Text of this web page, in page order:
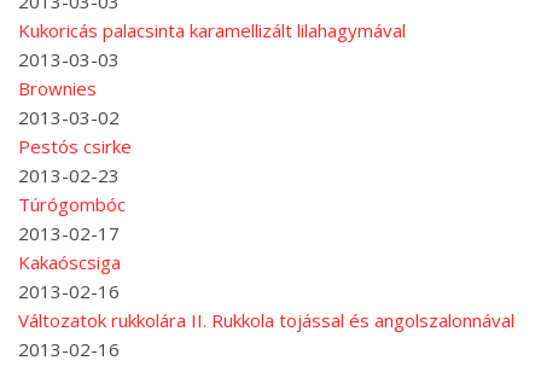
Kukoricás palacsinta karamellizált lilahagymával
2013-03-03
Brownies
2013-03-02
Pestós csirke
2013-02-23
Túrógombóc
2013-02-17
Kakaóscsiga
2013-02-16
Változatok rukkolára II. Rukkola tojással és angolszalonnával
2013-02-16